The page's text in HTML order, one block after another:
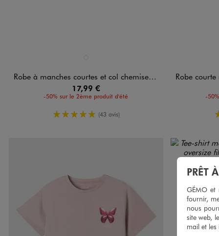
Robe à manches courtes et col chemise fille
17,99 €
-50% sur le 2ème produit d'été
5/5 de moyenne
(43 avis)
Robe courte
-
PRÊT
GÉMO et
fournir,
nous
site web,
mail et les